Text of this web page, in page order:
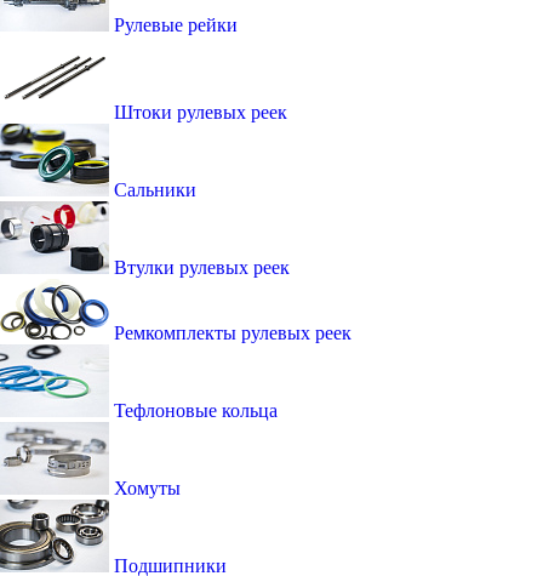
Рулевые рейки
Штоки рулевых реек
Сальники
Втулки рулевых реек
Ремкомплекты рулевых реек
Тефлоновые кольца
Хомуты
Подшипники